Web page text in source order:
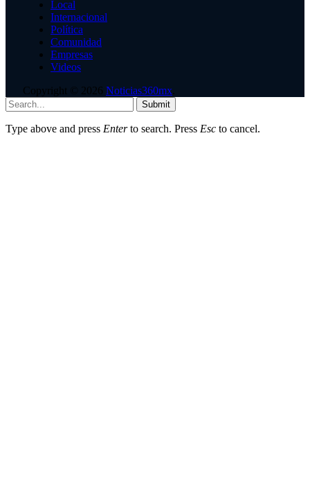
Local
Internacional
Política
Comunidad
Empresas
Videos
Copyright © 2026 Noticias360mx
Submit
Type above and press Enterto search. Press Esc to cancel.